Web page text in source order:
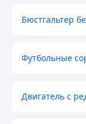
Бюстгальтер
Футбольные
Двигатель с